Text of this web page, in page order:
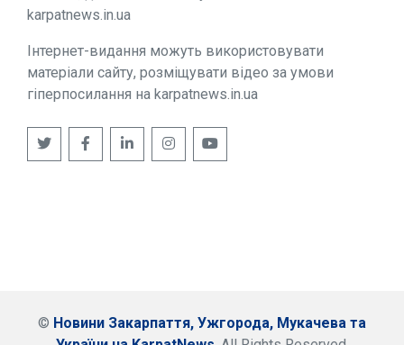
karpatnews.in.ua
Інтернет-видання можуть використовувати
матеріали сайту, розміщувати відео за умови
гіперпосилання на karpatnews.in.ua
© Новини Закарпаття, Ужгорода, Мукачева та